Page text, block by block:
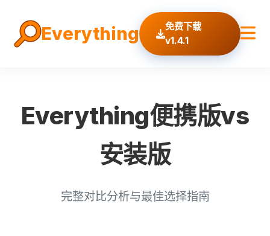
Everything
免费下载
v1.4.1
Everything便携版vs
安装版
完整对比分析与最佳选择指南